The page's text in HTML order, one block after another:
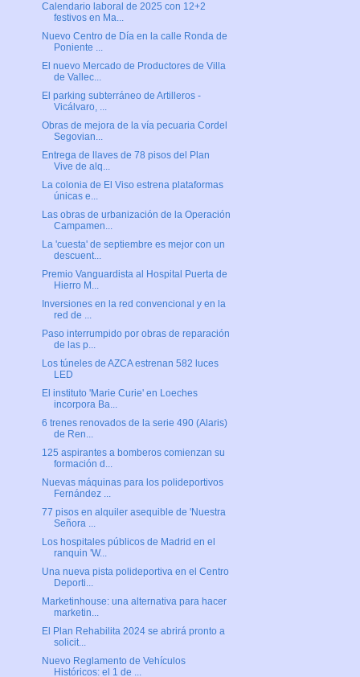
Calendario laboral de 2025 con 12+2
festivos en Ma...
Nuevo Centro de Día en la calle Ronda de
Poniente ...
El nuevo Mercado de Productores de Villa
de Vallec...
El parking subterráneo de Artilleros -
Vicálvaro, ...
Obras de mejora de la vía pecuaria Cordel
Segovian...
Entrega de llaves de 78 pisos del Plan
Vive de alq...
La colonia de El Viso estrena plataformas
únicas e...
Las obras de urbanización de la Operación
Campamen...
La 'cuesta' de septiembre es mejor con un
descuent...
Premio Vanguardista al Hospital Puerta de
Hierro M...
Inversiones en la red convencional y en la
red de ...
Paso interrumpido por obras de reparación
de las p...
Los túneles de AZCA estrenan 582 luces
LED
El instituto 'Marie Curie' en Loeches
incorpora Ba...
6 trenes renovados de la serie 490 (Alaris)
de Ren...
125 aspirantes a bomberos comienzan su
formación d...
Nuevas máquinas para los polideportivos
Fernández ...
77 pisos en alquiler asequible de 'Nuestra
Señora ...
Los hospitales públicos de Madrid en el
ranquin 'W...
Una nueva pista polideportiva en el Centro
Deporti...
Marketinhouse: una alternativa para hacer
marketin...
El Plan Rehabilita 2024 se abrirá pronto a
solicit...
Nuevo Reglamento de Vehículos
Históricos: el 1 de ...